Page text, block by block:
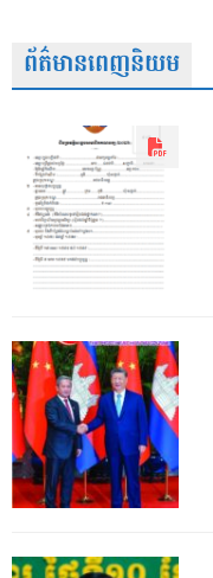
ព័ត៌មានពេញនិយម